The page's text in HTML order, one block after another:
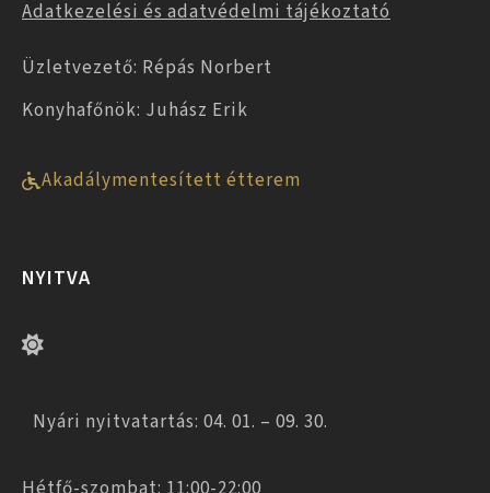
Adatkezelési és adatvédelmi tájékoztató
Üzletvezető: Répás Norbert
Konyhafőnök: Juhász Erik
Akadálymentesített étterem
NYITVA
Nyári nyitvatartás: 04. 01. – 09. 30.